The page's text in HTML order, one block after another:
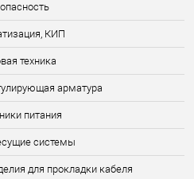
КИП
техника
арматура
питания
системы
для прокладки кабеля